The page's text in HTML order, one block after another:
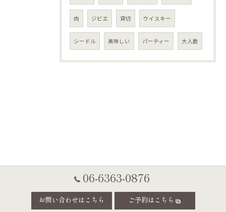
肉 ジビエ 貸切 ウイスキー
シードル 美味しい パーティー 大人数
06-6363-0876
お問い合わせはこちら ご予約はこちら